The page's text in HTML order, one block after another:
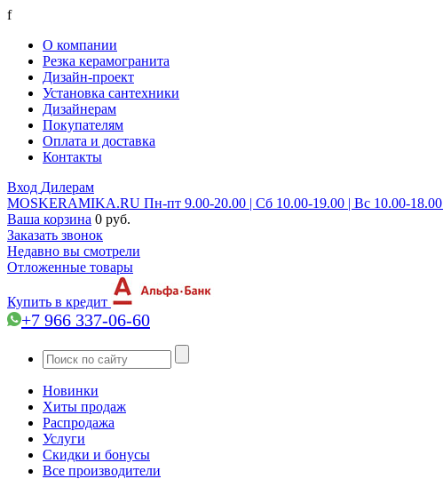
f
О компании
Резка керамогранита
Дизайн-проект
Установка сантехники
Дизайнерам
Покупателям
Оплата и доставка
Контакты
Вход Дилерам
MOSKERAMIKA.RU Пн-пт 9.00-20.00 | Сб 10.00-19.00 | Вс 10.00-18.00
Ваша корзина 0 руб.
Заказать звонок
Недавно вы смотрели
Отложенные товары
Купить в кредит
+7 966 337-06-60
Новинки
Хиты продаж
Распродажа
Услуги
Скидки и бонусы
Все производители